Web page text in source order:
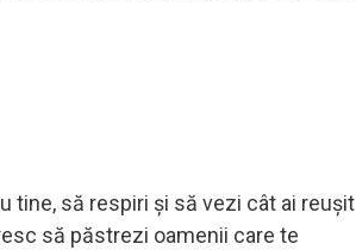
tine, să respiri şi să vezi cât ai reuşit
să păstrezi oamenii care te